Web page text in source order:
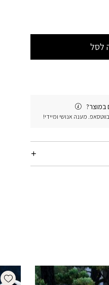
לסל
במוצר?
מענה אנושי ומיידי!